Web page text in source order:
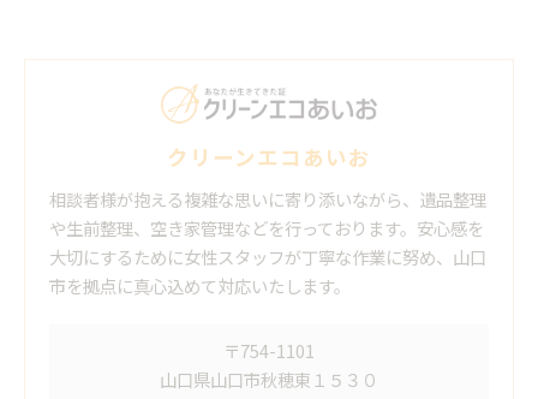
クリーンエコあいお
相談者様が抱える複雑な思いに寄り添いながら、遺品整理
や生前整理、空き家管理などを行っております。安心感を
大切にするために女性スタッフが丁寧な作業に努め、山口
市を拠点に真心込めて対応いたします。
〒754-1101
山口県山口市秋穂東１５３０